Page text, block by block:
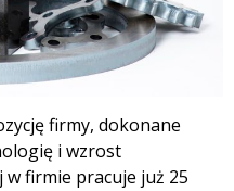
firmy, dokonane
i wzrost
firmie pracuje już 25